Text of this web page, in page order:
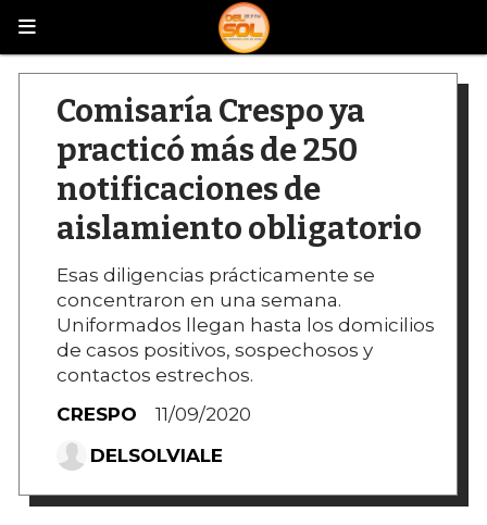
Comisaría Crespo ya
practicó más de 250
notificaciones de
aislamiento obligatorio
Esas diligencias prácticamente se
concentraron en una semana.
Uniformados llegan hasta los domicilios
de casos positivos, sospechosos y
contactos estrechos.
CRESPO
11/09/2020
DELSOLVIALE